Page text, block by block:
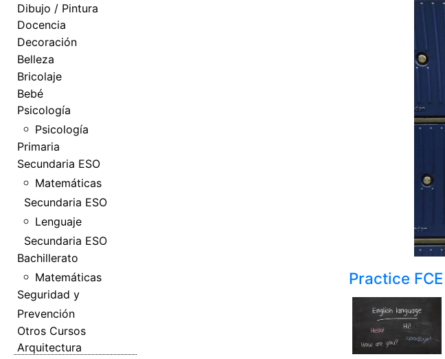
Dibujo / Pintura
Docencia
Decoración
Belleza
Bricolaje
Bebé
Psicología
Psicología
Primaria
Secundaria ESO
Matemáticas
Secundaria ESO
Lenguaje
Secundaria ESO
Bachillerato
Matemáticas
Seguridad y
Prevención
Otros Cursos
Arquitectura
Practice FCE